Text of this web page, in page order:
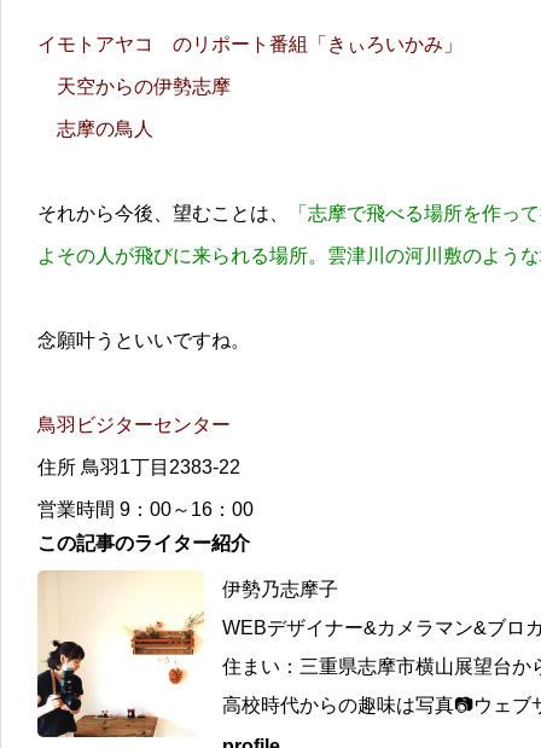
イモトアヤコ のリポート番組「きぃろいかみ」
天空からの伊勢志摩
志摩の鳥人
それから今後、望むことは、 「志摩で飛べる場所を作っ
よその人が飛びに来られる場所。雲津川の河川敷のよう
念願叶うといいですね。
鳥羽ビジターセンター
住所 鳥羽1丁目2383-22
営業時間 9：00～16：00
この記事のライター紹介
伊勢乃志摩子
WEBデザイナー&カメラマン&ブロ
住まい：三重県志摩市横山展望台か
高校時代からの趣味は写真📷ウェブ